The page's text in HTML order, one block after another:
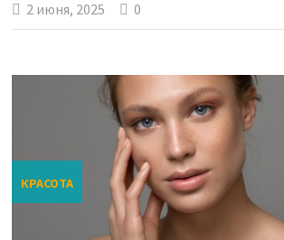
2 июня, 2025 0
КРАСОТА